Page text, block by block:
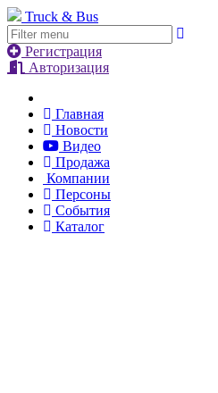
Truck & Bus
Регистрация
Авторизация
Главная
Новости
Видео
Продажа
Компании
Персоны
События
Каталог